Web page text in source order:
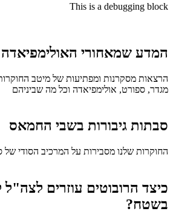
This is a debugging block
המדע שמאחורי האולימפיאדה
הרצאות מסקרנות ומפתיעות של מיטב
מגדר, ספורט, אולימפיאדה וכל מה שביניהם
סבתות גיבורות בשבי החמאס
החוקרות שלנו מסבירות על המרכיב הסודי של
כיצד הרובוטים עוזרים
בשטח?